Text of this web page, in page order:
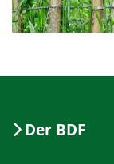
Der BDF